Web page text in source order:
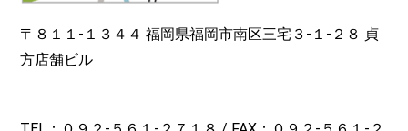
〒８１１-１３４４ 福岡県福岡市南区三宅３-１-２８ 貞
方店舗ビル